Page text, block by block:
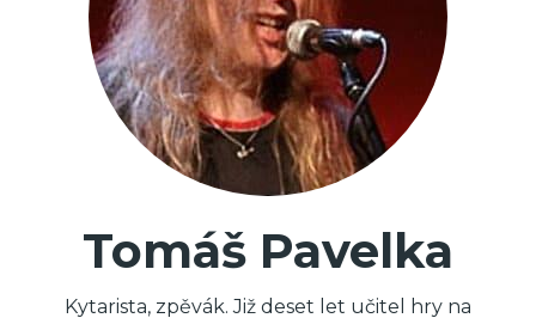
Tomáš Pavelka
Kytarista, zpěvák. Již deset let učitel hry na